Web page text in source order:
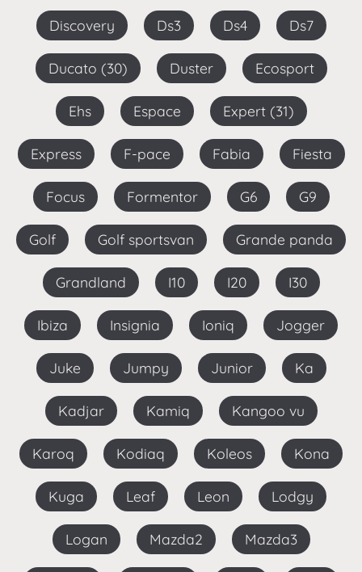
Discovery Ds3 Ds4 Ds7
Ducato (30) Duster Ecosport
Ehs Espace Expert (31)
Express F-pace Fabia Fiesta
Focus Formentor G6 G9
Golf Golf sportsvan Grande panda
Grandland I10 I20 I30
Ibiza Insignia Ioniq Jogger
Juke Jumpy Junior Ka
Kadjar Kamiq Kangoo vu
Karoq Kodiaq Koleos Kona
Kuga Leaf Leon Lodgy
Logan Mazda2 Mazda3